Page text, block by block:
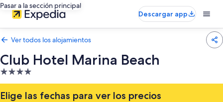
Pasar a la sección principal
Descargar app
Ver todos los alojamientos
Club Hotel Marina Beach
Alojamiento
de
4.0 estrellas
Elige las fechas para ver los precios